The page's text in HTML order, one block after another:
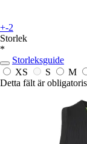
+-2
Storlek
*
Storleksguide
XS
S M
Detta fält är